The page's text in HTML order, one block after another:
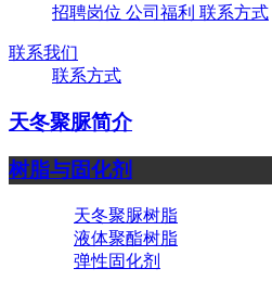
招聘岗位 公司福利 联系方式
联系我们
联系方式
天冬聚脲简介
树脂与固化剂
天冬聚脲树脂
液体聚酯树脂
弹性固化剂